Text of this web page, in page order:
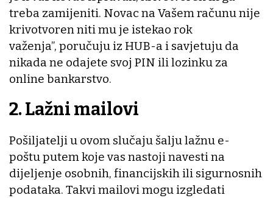
treba zamijeniti. Novac na Vašem računu nije
krivotvoren niti mu je istekao rok
važenja”, poručuju iz HUB-a i savjetuju da
nikada ne odajete svoj PIN ili lozinku za
online bankarstvo.
2. Lažni mailovi
Pošiljatelji u ovom slučaju šalju lažnu e-
poštu putem koje vas nastoji navesti na
dijeljenje osobnih, financijskih ili sigurnosnih
podataka. Takvi mailovi mogu izgledati